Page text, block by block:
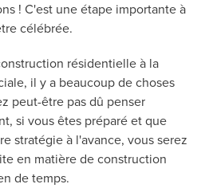
! C'est une étape importante à
célébrée.
résidentielle à la
il y a beaucoup de choses
peut-être pas dû penser
si vous êtes préparé et que
stratégie à l'avance, vous serez
en matière de construction
de temps.